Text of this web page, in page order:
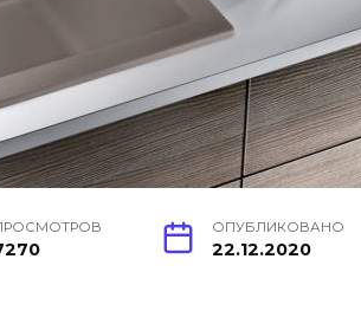
ОПУБЛИКОВАНО
22.12.2020